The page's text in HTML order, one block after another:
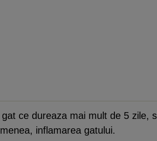
ce dureaza mai mult de 5 zile,
inflamarea gatului.